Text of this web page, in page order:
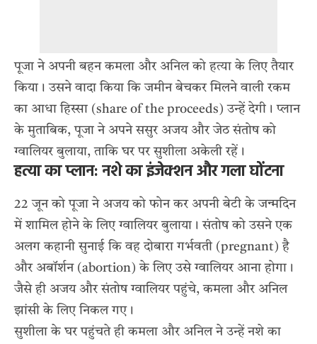
पूजा ने अपनी बहन कमला और अनिल को हत्या के लिए तैयार
किया। उसने वादा किया कि जमीन बेचकर मिलने वाली रकम
का आधा हिस्सा (share of the proceeds) उन्हें देगी। प्लान
के मुताबिक, पूजा ने अपने ससुर अजय और जेठ संतोष को
ग्वालियर बुलाया, ताकि घर पर सुशीला अकेली रहें।
हत्या का प्लान: नशे का इंजेक्शन और गला घोंटना
22 जून को पूजा ने अजय को फोन कर अपनी बेटी के जन्मदिन
में शामिल होने के लिए ग्वालियर बुलाया। संतोष को उसने एक
अलग कहानी सुनाई कि वह दोबारा गर्भवती (pregnant) है
और अबॉर्शन (abortion) के लिए उसे ग्वालियर आना होगा।
जैसे ही अजय और संतोष ग्वालियर पहुंचे, कमला और अनिल
झांसी के लिए निकल गए।
सुशीला के घर पहुंचते ही कमला और अनिल ने उन्हें नशे का